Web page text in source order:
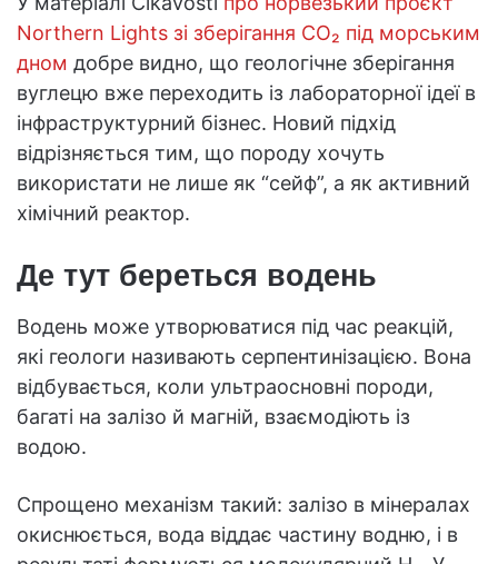
Northern Lights зі зберігання CO₂ під морським
дном добре видно, що геологічне зберігання
вуглецю вже переходить із лабораторної ідеї в
інфраструктурний бізнес. Новий підхід
відрізняється тим, що породу хочуть
використати не лише як “сейф”, а як активний
хімічний реактор.
Де тут береться водень
Водень може утворюватися під час реакцій,
які геологи називають серпентинізацією. Вона
відбувається, коли ультраосновні породи,
багаті на залізо й магній, взаємодіють із
водою.
Спрощено механізм такий: залізо в мінералах
окиснюється, вода віддає частину водню, і в